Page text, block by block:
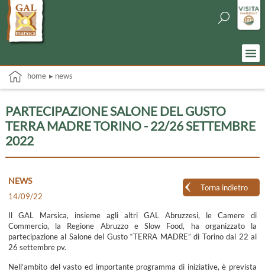
home ▸ news
PARTECIPAZIONE SALONE DEL GUSTO
TERRA MADRE TORINO - 22/26 SETTEMBRE
2022
Torna indietro
NEWS
14/09/22
Il GAL Marsica, insieme agli altri GAL Abruzzesi, le Camere di
Commercio, la Regione Abruzzo e Slow Food, ha organizzato la
partecipazione al Salone del Gusto “TERRA MADRE” di Torino dal 22 al
26 settembre pv.
Nell’ambito del vasto ed importante programma di iniziative, è prevista